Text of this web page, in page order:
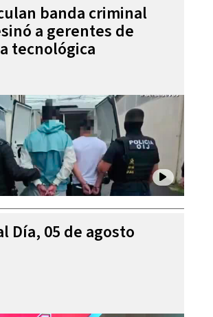
banda criminal
a gerentes de
tecnológica
Día, 05 de agosto